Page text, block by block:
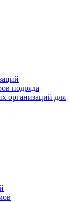
подряда
организаций для